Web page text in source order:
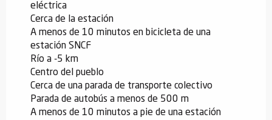
eléctrica
Cerca de la estación
A menos de 10 minutos en bicicleta de una
estación SNCF
Río a -5 km
Centro del pueblo
Cerca de una parada de transporte colectivo
Parada de autobús a menos de 500 m
A menos de 10 minutos a pie de una estación